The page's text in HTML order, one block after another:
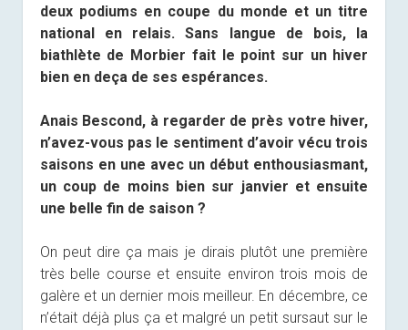
deux podiums en coupe du monde et un titre
national en relais. Sans langue de bois, la
biathlète de Morbier fait le point sur un hiver
bien en deça de ses espérances.
Anais Bescond, à regarder de près votre hiver,
n’avez-vous pas le sentiment d’avoir vécu trois
saisons en une avec un début enthousiasmant,
un coup de moins bien sur janvier et ensuite
une belle fin de saison ?
On peut dire ça mais je dirais plutôt une première
très belle course et ensuite environ trois mois de
galère et un dernier mois meilleur. En décembre, ce
n’était déjà plus ça et malgré un petit sursaut sur le